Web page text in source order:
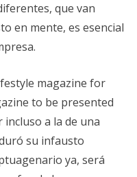
que van
en mente, es esencial
magazine for
to be presented
a la de una
su infausto
ya, será